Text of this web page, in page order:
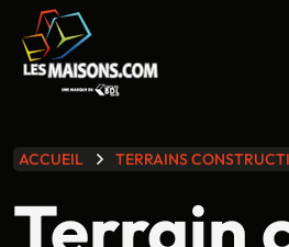
gamme
ACCUEIL TERRAINS